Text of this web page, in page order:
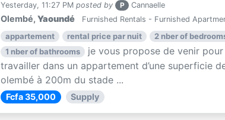
Yesterday, 11:27 PM posted by P Cannaelle
Olembé,Yaoundé Furnished Rentals - Furnished
appartement rental price par nuit
2 nber of
1 nber of bathrooms
je vous propose de venir
travailler dans un appartement d’une superficie
olembé à 200m du stade ...
Fcfa 35,000 Supply